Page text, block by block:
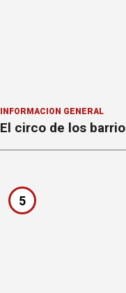
INFORMACION GENERAL
El circo de los
5